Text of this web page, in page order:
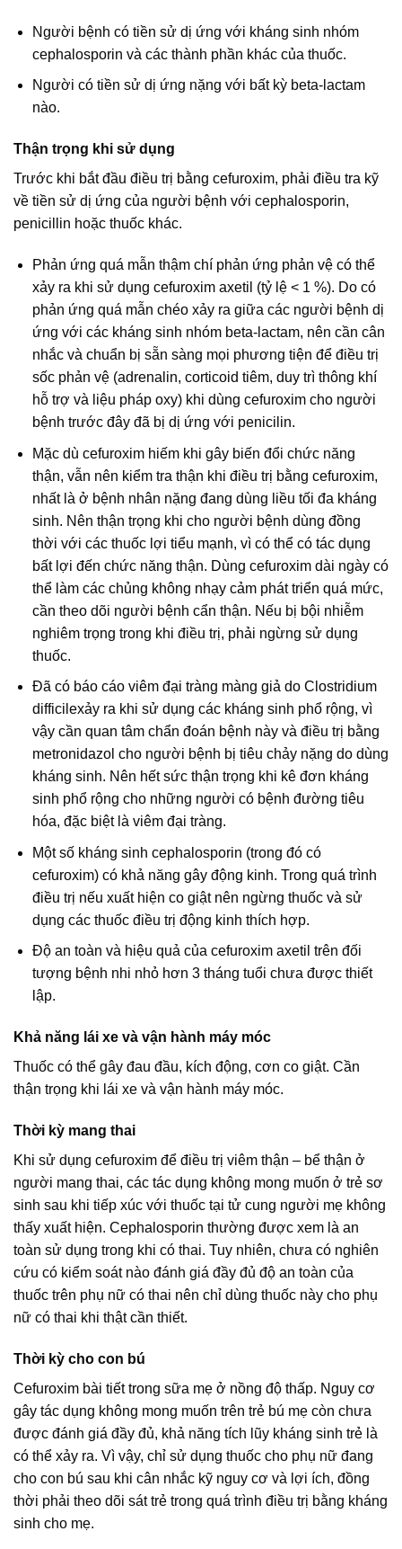
Người bệnh có tiền sử dị ứng với kháng sinh nhóm
cephalosporin và các thành phần khác của thuốc.
Người có tiền sử dị ứng nặng với bất kỳ beta-lactam
nào.
Thận trọng khi sử dụng
Trước khi bắt đầu điều trị bằng cefuroxim, phải điều tra kỹ
về tiền sử dị ứng của người bệnh với cephalosporin,
penicillin hoặc thuốc khác.
Phản ứng quá mẫn thậm chí phản ứng phản vệ có thể
xảy ra khi sử dụng cefuroxim axetil (tỷ lệ < 1 %). Do có
phản ứng quá mẫn chéo xảy ra giữa các người bệnh dị
ứng với các kháng sinh nhóm beta-lactam, nên cần cân
nhắc và chuẩn bị sẵn sàng mọi phương tiện để điều trị
sốc phản vệ (adrenalin, corticoid tiêm, duy trì thông khí
hỗ trợ và liệu pháp oxy) khi dùng cefuroxim cho người
bệnh trước đây đã bị dị ứng với penicilin.
Mặc dù cefuroxim hiếm khi gây biến đổi chức năng
thận, vẫn nên kiểm tra thận khi điều trị bằng cefuroxim,
nhất là ở bệnh nhân nặng đang dùng liều tối đa kháng
sinh. Nên thận trọng khi cho người bệnh dùng đồng
thời với các thuốc lợi tiểu mạnh, vì có thể có tác dụng
bất lợi đến chức năng thận. Dùng cefuroxim dài ngày có
thể làm các chủng không nhạy cảm phát triển quá mức,
cần theo dõi người bệnh cẩn thận. Nếu bị bội nhiễm
nghiêm trọng trong khi điều trị, phải ngừng sử dụng
thuốc.
Đã có báo cáo viêm đại tràng màng giả do Clostridium
difficilexảy ra khi sử dụng các kháng sinh phổ rộng, vì
vậy cần quan tâm chẩn đoán bệnh này và điều trị bằng
metronidazol cho người bệnh bị tiêu chảy nặng do dùng
kháng sinh. Nên hết sức thận trọng khi kê đơn kháng
sinh phổ rộng cho những người có bệnh đường tiêu
hóa, đặc biệt là viêm đại tràng.
Một số kháng sinh cephalosporin (trong đó có
cefuroxim) có khả năng gây động kinh. Trong quá trình
điều trị nếu xuất hiện co giật nên ngừng thuốc và sử
dụng các thuốc điều trị động kinh thích hợp.
Độ an toàn và hiệu quả của cefuroxim axetil trên đối
tượng bệnh nhi nhỏ hơn 3 tháng tuổi chưa được thiết
lập.
Khả năng lái xe và vận hành máy móc
Thuốc có thể gây đau đầu, kích động, cơn co giật. Cần
thận trọng khi lái xe và vận hành máy móc.
Thời kỳ mang thai
Khi sử dụng cefuroxim để điều trị viêm thận – bể thận ở
người mang thai, các tác dụng không mong muốn ở trẻ sơ
sinh sau khi tiếp xúc với thuốc tại tử cung người mẹ không
thấy xuất hiện. Cephalosporin thường được xem là an
toàn sử dụng trong khi có thai. Tuy nhiên, chưa có nghiên
cứu có kiểm soát nào đánh giá đầy đủ độ an toàn của
thuốc trên phụ nữ có thai nên chỉ dùng thuốc này cho phụ
nữ có thai khi thật cần thiết.
Thời kỳ cho con bú
Cefuroxim bài tiết trong sữa mẹ ở nồng độ thấp. Nguy cơ
gây tác dụng không mong muốn trên trẻ bú mẹ còn chưa
được đánh giá đầy đủ, khả năng tích lũy kháng sinh trẻ là
có thể xảy ra. Vì vậy, chỉ sử dụng thuốc cho phụ nữ đang
cho con bú sau khi cân nhắc kỹ nguy cơ và lợi ích, đồng
thời phải theo dõi sát trẻ trong quá trình điều trị bằng kháng
sinh cho mẹ.